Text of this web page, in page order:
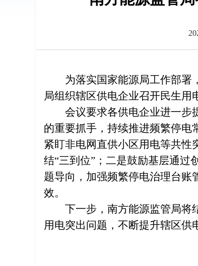
为落实国家能源局工作部署
局组织辖区供电企业召开民生用
会议要求各供电企业进一步
的重要抓手，持续推进频繁停电
紧盯非电网直供小区用电等共
结“三到位”；二是鼓励基层通过
题导向，加强频繁停电治理台账
效。
下一步，南方能源监管局将
用电突出问题，不断提升辖区供